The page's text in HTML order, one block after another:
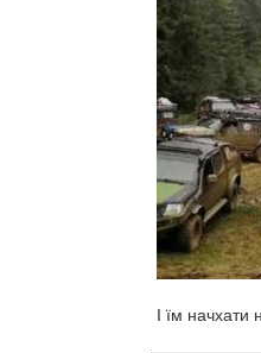
І їм начхати